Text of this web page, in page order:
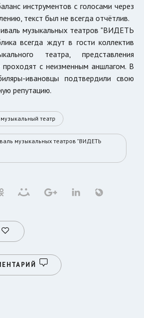
инструментов с голосами через
текст был не всегда отчётлив.
музыкальных театров "ВИДЕТЬ
всегда ждут в гости коллектив
театра, представления
проходят с неизменным аншлагом. В
ивановцы подтвердили свою
репутацию.
театр
музыкальных театров "ВИДЕТЬ